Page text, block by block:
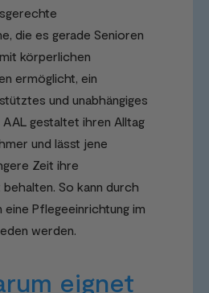
die es gerade Senioren
körperlichen
ermöglicht, ein
und unabhängiges
gestaltet ihren Alltag
und lässt jene
Zeit ihre
So kann durch
eine Pflegeeinrichtung im
werden.
eignet